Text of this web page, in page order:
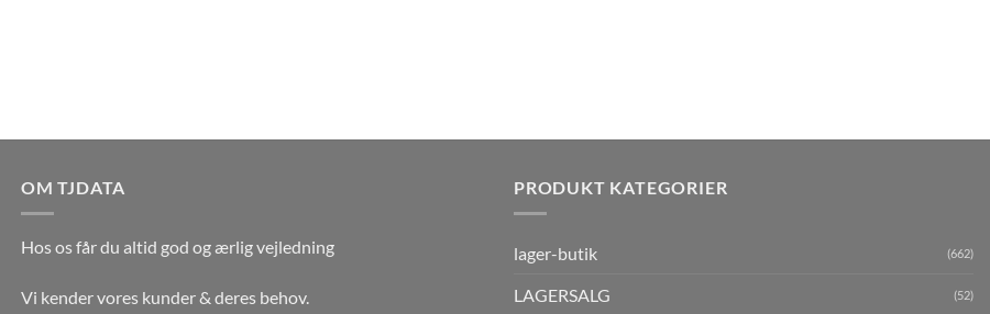
OM TJDATA
Hos os får du altid god og ærlig vejledning
Vi kender vores kunder & deres behov.
PRODUKT KATEGORIER
lager-butik (662)
LAGERSALG (52)